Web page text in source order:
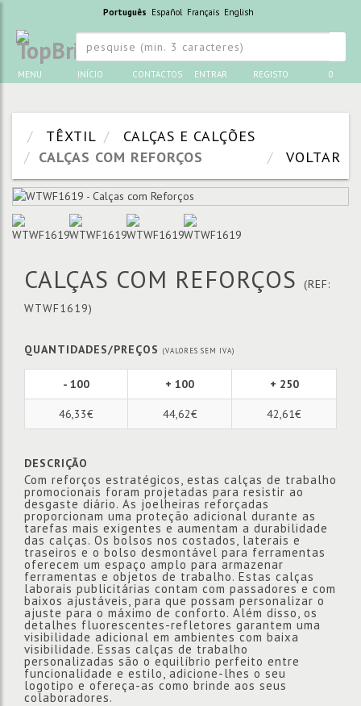
Português Español Français English
MENU INÍCIO CONTACTOS ENTRAR REGISTO 0
TÊXTIL
CALÇAS E CALÇÕES
CALÇAS COM REFORÇOS
VOLTAR
CALÇAS COM REFORÇOS
(REF:
WTWF1619)
QUANTIDADES/PREÇOS (VALORES SEM IVA)
- 100 + 100 + 250
46,33€ 44,62€ 42,61€
DESCRIÇÃO
Com reforços estratégicos, estas calças de trabalho
promocionais foram projetadas para resistir ao
desgaste diário. As joelheiras reforçadas
proporcionam uma proteção adicional durante as
tarefas mais exigentes e aumentam a durabilidade
das calças. Os bolsos nos costados, laterais e
traseiros e o bolso desmontável para ferramentas
oferecem um espaço amplo para armazenar
ferramentas e objetos de trabalho. Estas calças
laborais publicitárias contam com passadores e com
baixos ajustáveis, para que possam personalizar o
ajuste para o máximo de conforto. Além disso, os
detalhes fluorescentes-refletores garantem uma
visibilidade adicional em ambientes com baixa
visibilidade. Essas calças de trabalho
personalizadas são o equilíbrio perfeito entre
funcionalidade e estilo, adicione-lhes o seu
logotipo e ofereça-as como brinde aos seus
colaboradores.